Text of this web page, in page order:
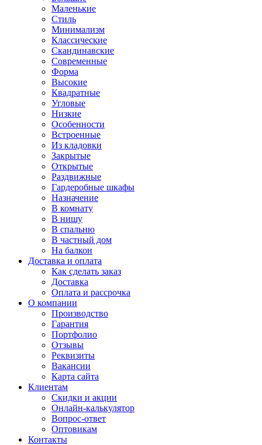
Маленькие
Стиль
Минимализм
Классические
Скандинавские
Современные
Форма
Высокие
Квадратные
Угловые
Низкие
Особенности
Встроенные
Из кладовки
Закрытые
Открытые
Раздвижные
Гардеробные шкафы
Назначение
В комнату
В нишу
В спальню
В частный дом
На балкон
Доставка и оплата
Как сделать заказ
Доставка
Оплата и рассрочка
О компании
Производство
Гарантия
Портфолио
Отзывы
Реквизиты
Вакансии
Карта сайта
Клиентам
Скидки и акции
Онлайн-калькулятор
Вопрос-ответ
Оптовикам
Контакты